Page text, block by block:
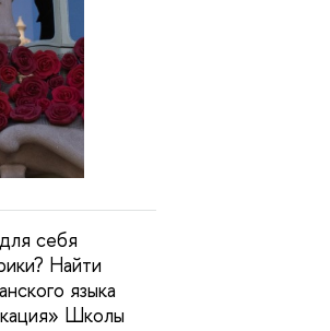
себя
Найти
языка
Школы